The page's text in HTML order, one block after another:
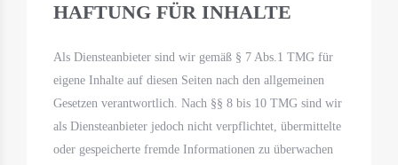
HAFTUNG FÜR INHALTE
Als Diensteanbieter sind wir gemäß § 7 Abs.1 TMG für
eigene Inhalte auf diesen Seiten nach den allgemeinen
Gesetzen verantwortlich. Nach §§ 8 bis 10 TMG sind wir
als Diensteanbieter jedoch nicht verpflichtet, übermittelte
oder gespeicherte fremde Informationen zu überwachen